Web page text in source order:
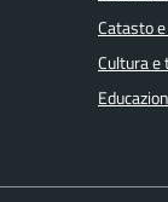
Catasto
Cultura e